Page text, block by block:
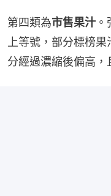
第四類為市售果汁
上等號，部分標榜
分經過濃縮後偏高，